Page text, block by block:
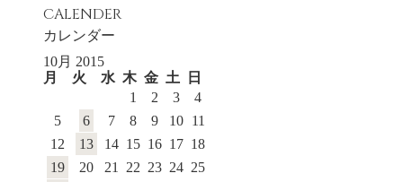
CALENDER
カレンダー
10月 2015
月
火 水 木 金 土
日
1
2 3
4
5
6 7 8 9 10 11
12
13 14 15 16 17 18
19
20 21 22 23 24 25